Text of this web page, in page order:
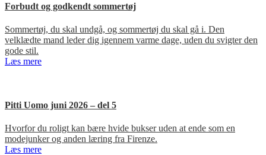
Forbudt og godkendt sommertøj
Sommertøj, du skal undgå, og sommertøj du skal gå i. Den
velklædte mand leder dig igennem varme dage, uden du svigter den
gode stil.
Læs mere
Pitti Uomo juni 2026 – del 5
Hvorfor du roligt kan bære hvide bukser uden at ende som en
modejunker og anden læring fra Firenze.
Læs mere